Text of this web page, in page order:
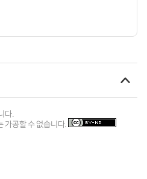
다.
가공할 수 없습니다.